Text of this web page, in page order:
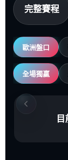
完整賽程
歐洲盤口
全場獨贏